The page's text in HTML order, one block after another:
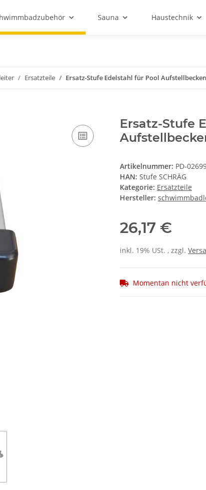
Sauna Haustechnik
Ersatzteile Ersatz-Stufe Edelstahl für Pool
Ersatz-Stufe
Artikelnummer: PD-
HAN: Stufe SCHRÄG
Kategorie: Ersatzteile
Hersteller:
26,17 €
inkl. 19% USt. , zzgl.
Momentan nicht